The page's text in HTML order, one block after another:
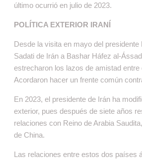
último ocurrió en julio de 2023.
POLÍTICA EXTERIOR IRANÍ
Desde la visita en mayo del presidente
Sadati de Irán a Bashar Háfez al-
estrecharon los lazos de amistad
Acordaron hacer un frente común
En 2023, el presidente de Irán ha
exterior, pues después de siete años
relaciones con Reino de Arabia
de China.
Las relaciones entre estos dos países